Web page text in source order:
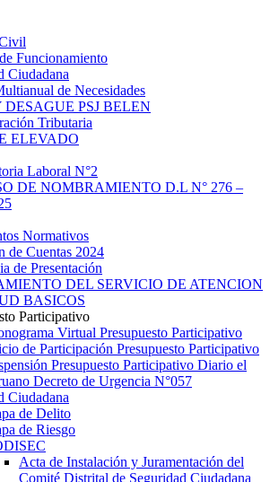
Funcionamiento
Ciudadana
de Necesidades
DESAGUE PSJ BELEN
Tributaria
ELEVADO
Laboral N°2
DE NOMBRAMIENTO D.L N° 276 –
Normativos
de Cuentas 2024
de Presentación
DEL SERVICIO DE ATENCION
BASICOS
Participativo
Virtual Presupuesto Participativo
de Participación Presupuesto Participativo
Presupuesto Participativo Diario el
Decreto de Urgencia N°057
Ciudadana
de Delito
de Riesgo
Acta de Instalación y Juramentación del
Comité Distrital de Seguridad Ciudadana